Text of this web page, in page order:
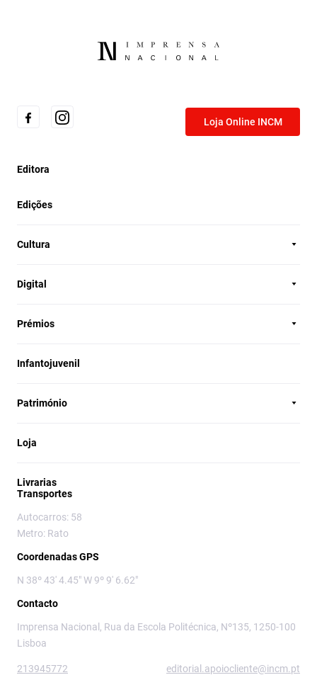
Loja Online INCM
Editora
Edições
Cultura
Digital
Prémios
Infantojuvenil
Património
Loja
Livrarias
Transportes
Autocarros: 58
Metro: Rato
Coordenadas GPS
N 38º 43' 4.45" W 9º 9' 6.62"
Contacto
Imprensa Nacional, Rua da Escola Politécnica, Nº135, 1250-100
Lisboa
213945772 editorial.apoiocliente@incm.pt